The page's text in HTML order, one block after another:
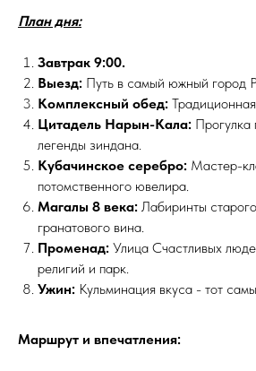
План дня:
Завтрак 9:00.
Выезд: Путь в самый южный город
Комплексный обед:
Цитадель Нарын-Кала: Прогулка
легенды зиндана.
Кубачинское серебро: Мастер-
потомственного ювелира.
Магалы 8 века: Лабиринты
гранатового вина.
Променад: Улица Счастливых
религий и парк.
Ужин: Кульминация вкуса - тот
Маршрут и впечатления: